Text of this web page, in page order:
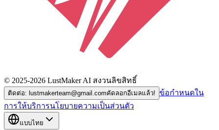
© 2025-2026 LustMaker AI สงวนลิขสิทธิ์
ติดต่อ: lustmakerteam@gmail.comคัดลอกอีเมลแล้ว! ข้อกำหนดใน
การให้บริการนโยบายความเป็นส่วนตัว
แบบไทย